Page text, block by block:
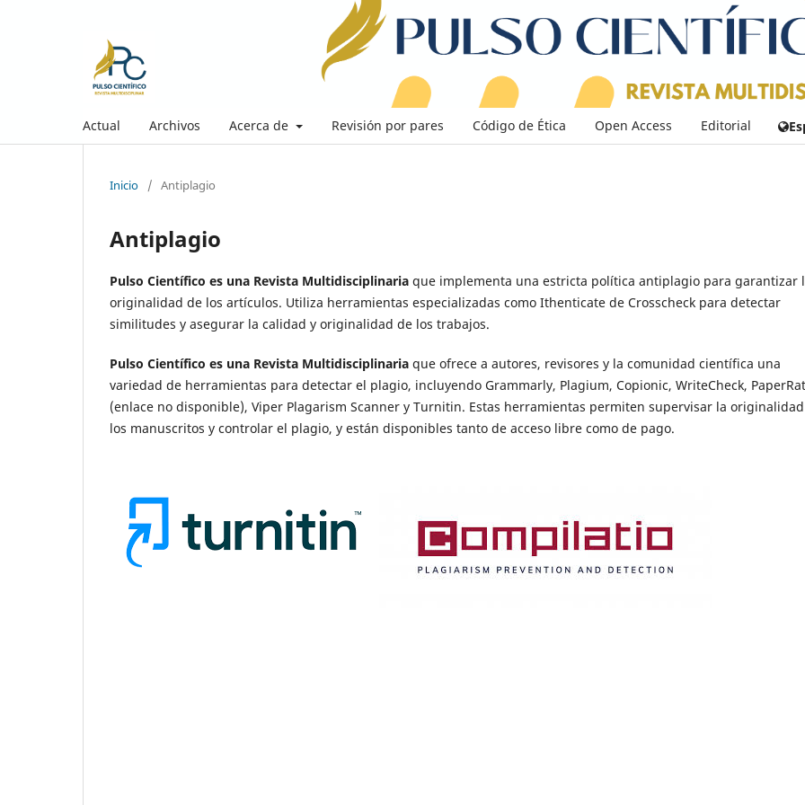
Actual Archivos Acerca de Revisión por pares Código de Ética Open Access Editorial
Inicio / Antiplagio
Antiplagio
Pulso Científico es una Revista Multidisciplinaria que implementa una estricta política antiplagio para garantizar
originalidad de los artículos. Utiliza herramientas especializadas como Ithenticate de Crosscheck para detectar
similitudes y asegurar la calidad y originalidad de los trabajos.
Pulso Científico es una Revista Multidisciplinaria que ofrece a autores, revisores y la comunidad científica una
variedad de herramientas para detectar el plagio, incluyendo Grammarly, Plagium, Copionic, WriteCheck,
(enlace no disponible), Viper Plagarism Scanner y Turnitin. Estas herramientas permiten supervisar la
los manuscritos y controlar el plagio, y están disponibles tanto de acceso libre como de pago.